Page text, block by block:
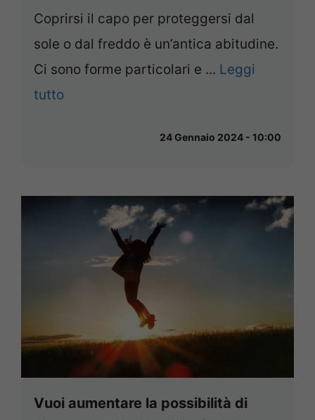
Coprirsi il capo per proteggersi dal
sole o dal freddo è un’antica abitudine.
Ci sono forme particolari e ... Leggi
tutto
24 Gennaio 2024 - 10:00
Vuoi aumentare la possibilità di